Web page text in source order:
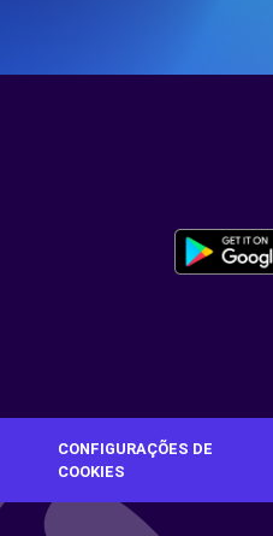
CONFIGURAÇÕES DE
COOKIES